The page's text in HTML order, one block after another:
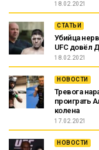
18.02.2021
СТАТЬИ
Убийца
UFC довёл
18.02.2021
НОВОСТИ
Тревога
проиграть
колена
17.02.2021
НОВОСТИ